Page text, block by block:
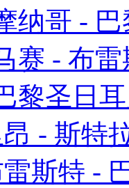
纳哥 -
赛 - 布
黎圣日
- 斯特
斯特 -